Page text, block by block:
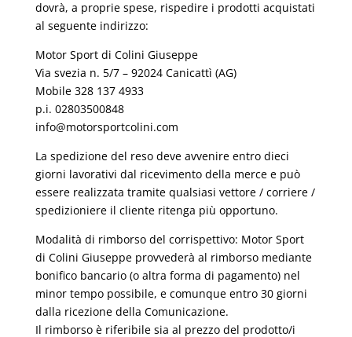
dovrà, a proprie spese, rispedire i prodotti acquistati
al seguente indirizzo:
Motor Sport di Colini Giuseppe
Via svezia n. 5/7 – 92024 Canicattì (AG)
Mobile 328 137 4933
p.i. 02803500848
info@motorsportcolini.com
La spedizione del reso deve avvenire entro dieci
giorni lavorativi dal ricevimento della merce e può
essere realizzata tramite qualsiasi vettore / corriere /
spedizioniere il cliente ritenga più opportuno.
Modalità di rimborso del corrispettivo: Motor Sport
di Colini Giuseppe provvederà al rimborso mediante
bonifico bancario (o altra forma di pagamento) nel
minor tempo possibile, e comunque entro 30 giorni
dalla ricezione della Comunicazione.
Il rimborso è riferibile sia al prezzo del prodotto/i